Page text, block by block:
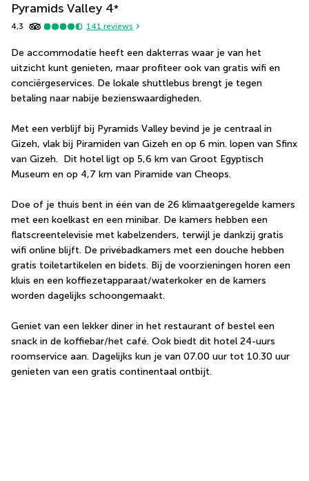
Pyramids Valley 4*
4,3 141 reviews
De accommodatie heeft een dakterras waar je van het
uitzicht kunt genieten, maar profiteer ook van gratis wifi en
conciërgeservices. De lokale shuttlebus brengt je tegen
betaling naar nabije bezienswaardigheden.
Met een verblijf bij Pyramids Valley bevind je je centraal in
Gizeh, vlak bij Piramiden van Gizeh en op 6 min. lopen van Sfinx
van Gizeh.  Dit hotel ligt op 5,6 km van Groot Egyptisch
Museum en op 4,7 km van Piramide van Cheops.
Doe of je thuis bent in één van de 26 klimaatgeregelde kamers
met een koelkast en een minibar. De kamers hebben een
flatscreentelevisie met kabelzenders, terwijl je dankzij gratis
wifi online blijft. De privébadkamers met een douche hebben
gratis toiletartikelen en bidets. Bij de voorzieningen horen een
kluis en een koffiezetapparaat/waterkoker en de kamers
worden dagelijks schoongemaakt.
Geniet van een lekker diner in het restaurant of bestel een
snack in de koffiebar/het café. Ook biedt dit hotel 24-uurs
roomservice aan. Dagelijks kun je van 07.00 uur tot 10.30 uur
genieten van een gratis continentaal ontbijt.